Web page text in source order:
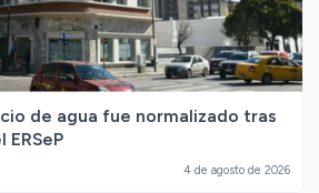
de agua fue normalizado tras
4 de agosto de 2026